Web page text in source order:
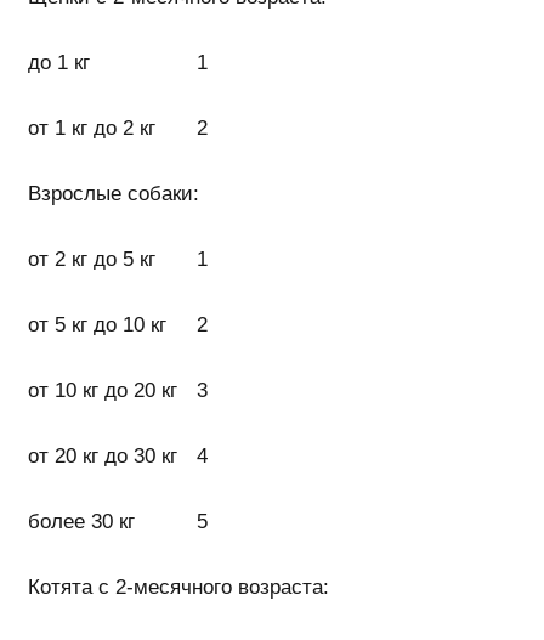
до 1 кг 1
от 1 кг до 2 кг 2
Взрослые собаки:
от 2 кг до 5 кг 1
от 5 кг до 10 кг 2
от 10 кг до 20 кг 3
от 20 кг до 30 кг 4
более 30 кг 5
Котята с 2-месячного возраста: